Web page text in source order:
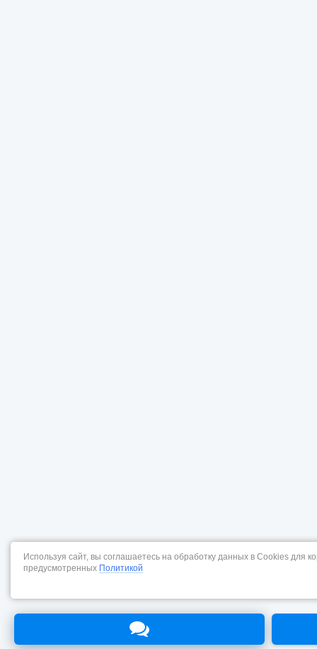
Используя сайт, вы соглашаетесь на обработку данных в Cookies для
предусмотренных Политикой